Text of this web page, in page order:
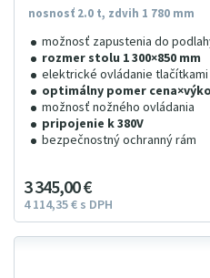
nosnosť 2.0 t, zdvih 1 780 mm
možnosť zapustenia do
rozmer stolu 1 300×850 mm
elektrické ovládanie tlačítkami
optimálny pomer
možnosť nožného ovládania
pripojenie k 380V
bezpečnostný ochranný rám
3345 00€
4 114 35€ s DPH